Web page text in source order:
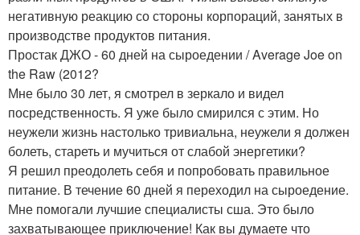
негативную реакцию со стороны корпораций, занятых в
производстве продуктов питания.
Простак ДЖО - 60 дней на сыроедении / Average Joe on
the Raw (2012?
Мне было 30 лет, я смотрел в зеркало и видел
посредственность. Я уже было смирился с этим. Но
неужели жизнь настолько тривиальна, неужели я должен
болеть, стареть и мучиться от слабой энергетики?
Я решил преодолеть себя и попробовать правильное
питание. В течение 60 дней я переходил на сыроедение.
Мне помогали лучшие специалисты сша. Это было
захватывающее приключение! Как вы думаете что